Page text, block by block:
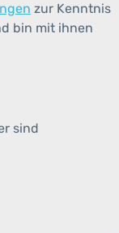
zur Kenntnis
bin mit ihnen
sind